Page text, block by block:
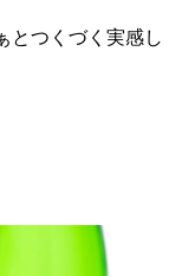
とつくづく実感し